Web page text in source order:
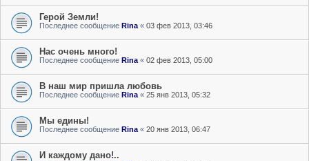
Герой Земли!
Последнее сообщение Rina « 03 фев 2013, 03:46
Нас очень много!
Последнее сообщение Rina « 02 фев 2013, 05:00
В наш мир пришла любовь
Последнее сообщение Rina « 25 янв 2013, 05:32
Мы едины!
Последнее сообщение Rina « 20 янв 2013, 06:47
И каждому дано!..